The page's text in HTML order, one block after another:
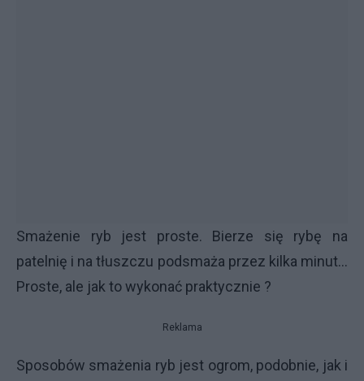
Smażenie ryb jest proste. Bierze się rybę na
patelnię i na tłuszczu podsmaża przez kilka minut...
Proste, ale jak to wykonać praktycznie ?
Reklama
Sposobów smażenia ryb jest ogrom, podobnie, jak i